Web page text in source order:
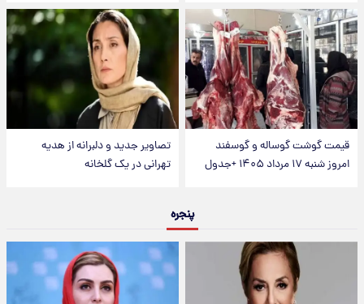
قیمت گوشت گوساله و گوسفند
امروز شنبه ۱۷ مرداد ۱۴۰۵ +جدول
تصاویر جدید و دلبرانه از هدیه
تهرانی در یک گلخانه
پنجره